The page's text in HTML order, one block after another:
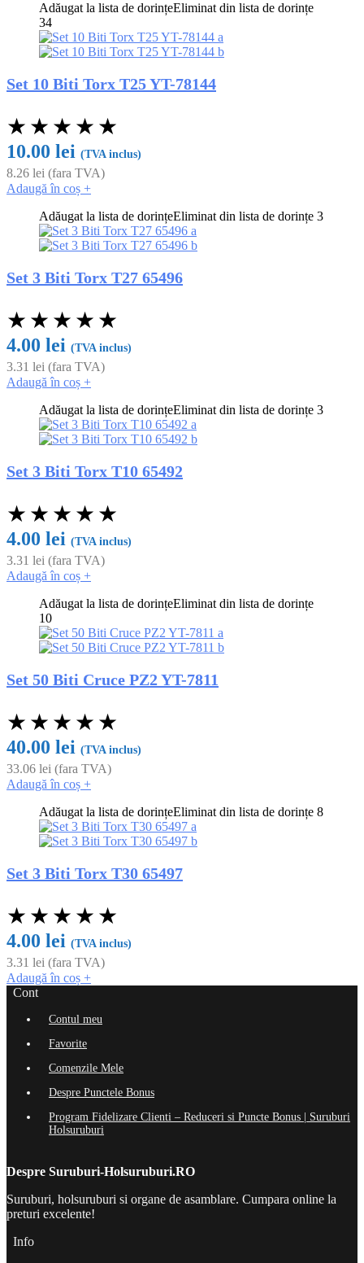
Adăugat la lista de dorințeEliminat din lista de dorințe
34
Set 10 Biti Torx T25 YT-78144
★ ★ ★ ★ ★
10.00 lei (TVA inclus)
8.26 lei (fara TVA)
Adaugă în coș +
Adăugat la lista de dorințeEliminat din lista de dorințe 3
Set 3 Biti Torx T27 65496
★ ★ ★ ★ ★
4.00 lei (TVA inclus)
3.31 lei (fara TVA)
Adaugă în coș +
Adăugat la lista de dorințeEliminat din lista de dorințe 3
Set 3 Biti Torx T10 65492
★ ★ ★ ★ ★
4.00 lei (TVA inclus)
3.31 lei (fara TVA)
Adaugă în coș +
Adăugat la lista de dorințeEliminat din lista de dorințe
10
Set 50 Biti Cruce PZ2 YT-7811
★ ★ ★ ★ ★
40.00 lei (TVA inclus)
33.06 lei (fara TVA)
Adaugă în coș +
Adăugat la lista de dorințeEliminat din lista de dorințe 8
Set 3 Biti Torx T30 65497
★ ★ ★ ★ ★
4.00 lei (TVA inclus)
3.31 lei (fara TVA)
Adaugă în coș +
Cont
Contul meu
Favorite
Comenzile Mele
Despre Punctele Bonus
Program Fidelizare Clienti – Reduceri si Puncte Bonus | Suruburi
Holsuruburi
Despre Suruburi-Holsuruburi.RO
Suruburi, holsuruburi si organe de asamblare. Cumpara online la
preturi excelente!
Info